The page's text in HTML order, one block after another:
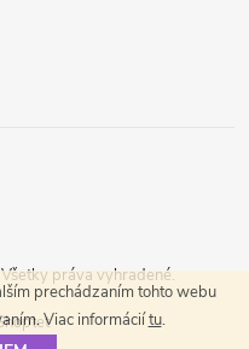
prechádzaním tohto webu
Viac informáciítu.
práva vyhradené.